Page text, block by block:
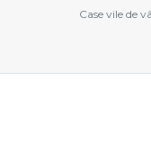
Case vile de